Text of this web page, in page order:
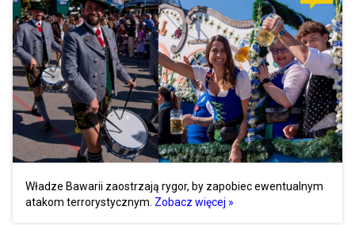
Władze Bawarii zaostrzają rygor, by zapobiec ewentualnym
atakom terrorystycznym. Zobacz więcej »